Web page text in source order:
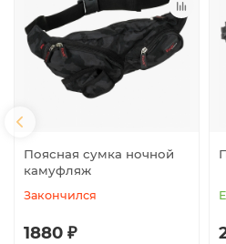
Поясная сумка ночной
камуфляж
Закончился
1880 ₽